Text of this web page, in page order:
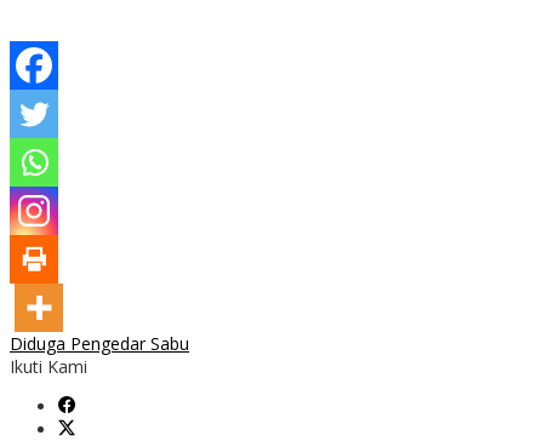
Diduga Pengedar Sabu
Ikuti Kami